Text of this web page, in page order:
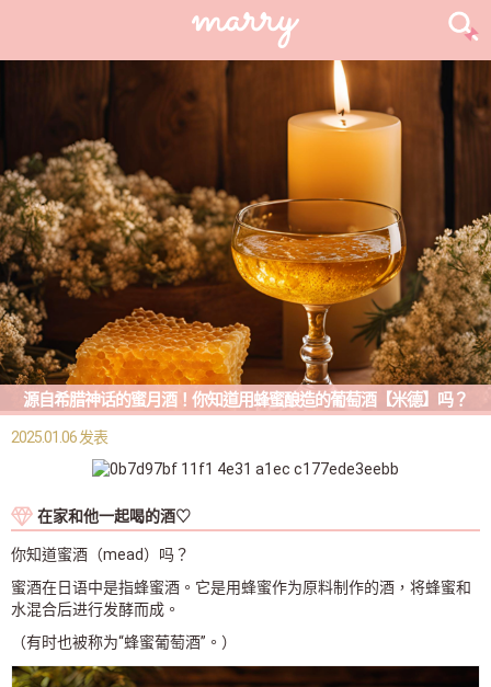
源自希腊神话的蜜月酒！你知道用蜂蜜酿造的葡萄酒【米德】吗？
2025.01.06 发表
在家和他一起喝的酒♡
你知道蜜酒（mead）吗？
蜜酒在日语中是指蜂蜜酒。它是用蜂蜜作为原料制作的酒，将蜂蜜和
水混合后进行发酵而成。
（有时也被称为“蜂蜜葡萄酒”。）